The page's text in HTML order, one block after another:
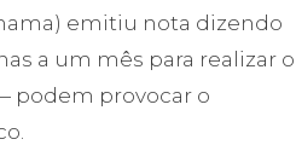
emitiu nota dizendo
a um mês para realizar o
podem provocar o